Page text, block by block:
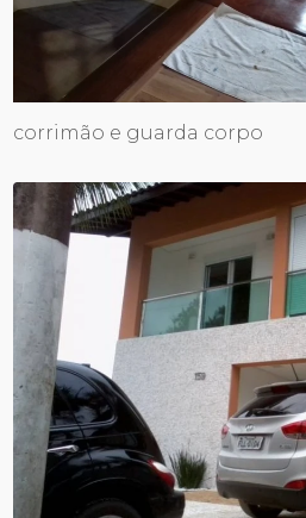
corrimão e guarda corpo